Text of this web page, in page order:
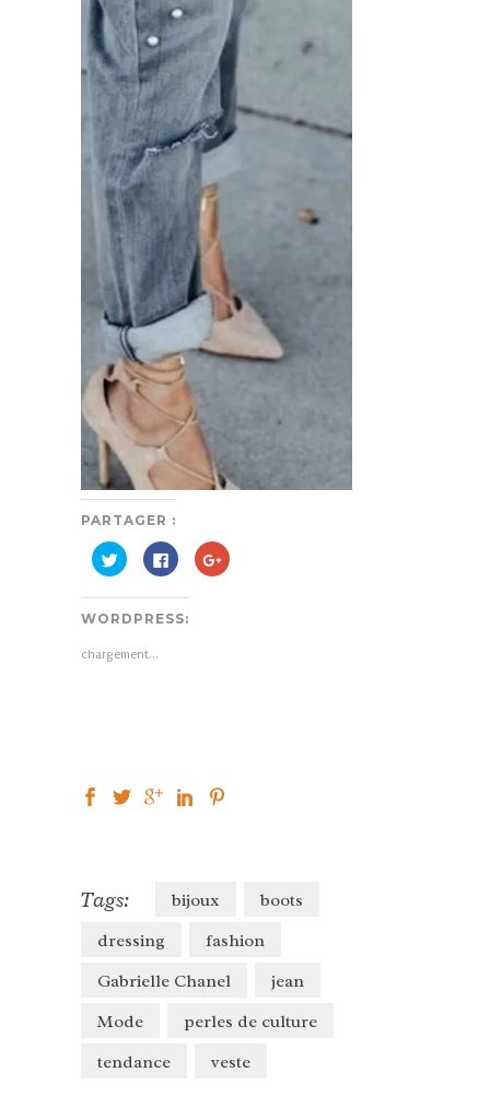
PARTAGER :
Cliquez
pour
partager
sur
dans
nouvelle
fenêtre)
Cliquez
pour
partager
sur
dans
Cliquez
pour
WORDPRESS:
chargement…
Tags: bijoux
boots
dressing
fashion
Gabrielle Chanel
jean
Mode
perles de culture
tendance
veste